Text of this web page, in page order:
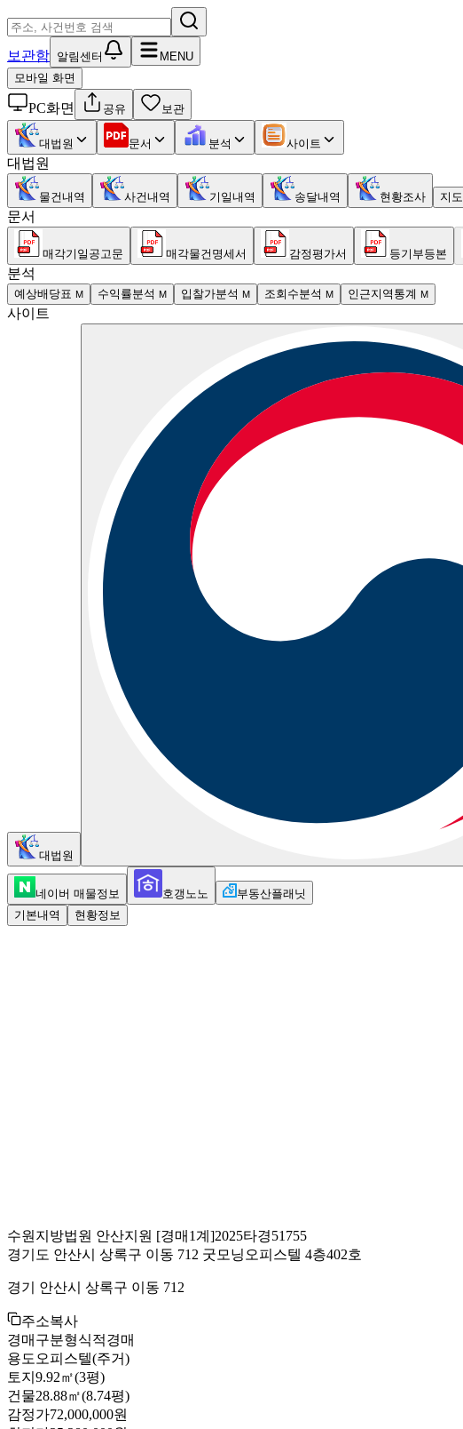
보관함 알림센터
MENU
모바일 화면
PC화면 공유 보관
대법원 문서 분석 사이트
대법원
물건내역 사건내역 기일내역 송달내역 현황조사 지도
문서
매각기일공고문 매각물건명세서 감정평가서 등기부등본
분석
예상배당표 M 수익률분석 M 입찰가분석 M 조회수분석 M 인근지역통계 M
사이트
대법원
네이버 매물정보 호갱노노
부동산플래닛
기본내역
현황정보
수원지방법원 안산지원 [경매1계]2025타경51755
경기도 안산시 상록구 이동 712 굿모닝오피스텔 4층402호
경기 안산시 상록구 이동 712
주소복사
경매구분형식적경매
용도 오피스텔(주거)
토지 9.92㎡(3평)
건물28.88㎡(8.74평)
감정가72,000,000원